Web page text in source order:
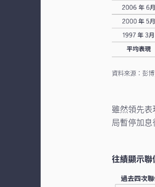
資料來源：彭
雖然領先
局暫停加
往績顯示